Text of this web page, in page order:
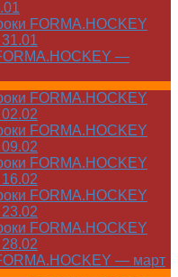
FORMA.HOCKEY
—
FORMA.HOCKEY
FORMA.HOCKEY
FORMA.HOCKEY
FORMA.HOCKEY
FORMA.HOCKEY
— март